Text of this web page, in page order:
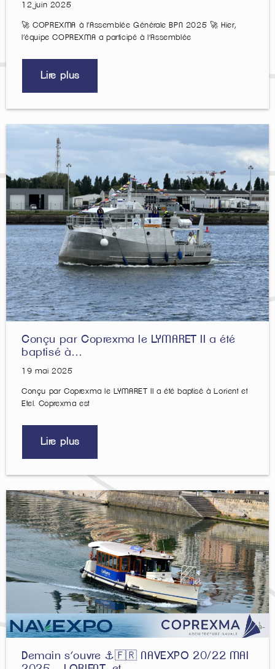
12 juin 2025
🚀 COPREXMA à l’Assemblée Générale BPN 2025 🚀 Hier,
l’équipe COPREXMA a participé à l’Assemblée
Lire plus
Conçu par Coprexma le LYMARET II a été
baptisé à…
19 mai 2025
Conçu par Coprexma le LYMARET II a été baptisé à Lorient et
Etel. Coprexma est
Lire plus
Demain s’ouvre ⚓️🇫🇷 NAVEXPO 20/22 MAI